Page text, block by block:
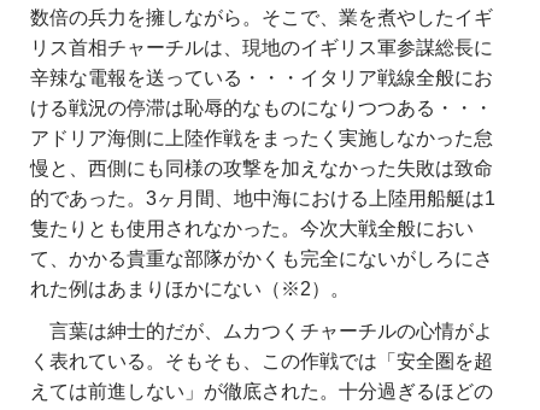
数倍の兵力を擁しながら。そこで、業を煮やしたイギ
リス首相チャーチルは、現地のイギリス軍参謀総長に
辛辣な電報を送っている・・・イタリア戦線全般にお
ける戦況の停滞は恥辱的なものになりつつある・・・
アドリア海側に上陸作戦をまったく実施しなかった怠
慢と、西側にも同様の攻撃を加えなかった失敗は致命
的であった。3ヶ月間、地中海における上陸用船艇は1
隻たりとも使用されなかった。今次大戦全般におい
て、かかる貴重な部隊がかくも完全にないがしろにさ
れた例はあまりほかにない（※2）。
言葉は紳士的だが、ムカつくチャーチルの心情がよ
く表れている。そもそも、この作戦では「安全圏を超
えては前進しない」が徹底された。十分過ぎるほどの